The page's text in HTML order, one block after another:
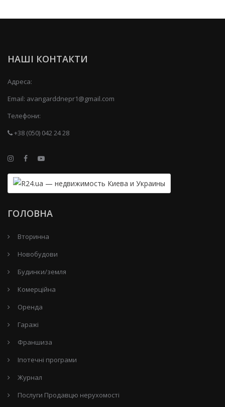
НАШІ КОНТАКТИ
Адреса:
Email: avangarddnepr1@gmail.com
Телефони:
+38 (050) 042 24 28
ГОЛОВНА
Вторинна
Новобудови
Будинки/земля
Комерційна
Оренда
Гаражі
Франшиза
Іпотечні програми
Журнал
Послуги Продавцю нерухомості